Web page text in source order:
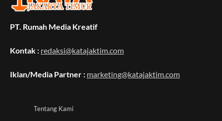
PT. Rumah Media Kreatif
Kontak : redaksi@katajaktim.com
Iklan/Media Partner : marketing@katajaktim.com
Tentang Kami